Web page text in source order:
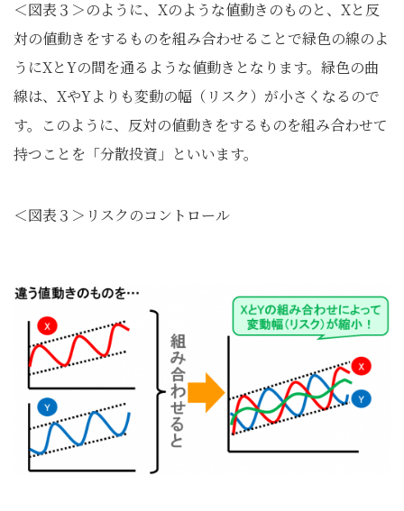
＜図表３＞のように、Xのような値動きのものと、Xと反
対の値動きをするものを組み合わせることで緑色の線のよ
うにXとYの間を通るような値動きとなります。緑色の曲
線は、XやYよりも変動の幅（リスク）が小さくなるので
す。このように、反対の値動きをするものを組み合わせて
持つことを「分散投資」といいます。
＜図表３＞リスクのコントロール